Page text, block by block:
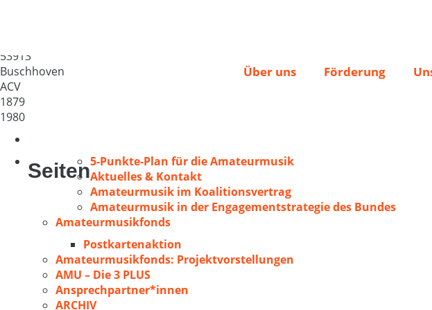
Über uns Förderung
53913
Buschhoven
ACV
1879
1980
Seiten5-Punkte-Plan für die Amateurmusik
Aktuelles & Kontakt
Amateurmusik im Koalitionsvertrag
Amateurmusik in der Engagementstrategie des Bundes
Amateurmusikfonds
Postkartenaktion
Amateurmusikfonds: Projektvorstellungen
AMU – Die 3 PLUS
Ansprechpartner*innen
ARCHIV